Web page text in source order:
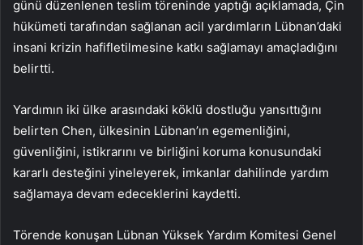
günü düzenlenen teslim töreninde yaptığı açıklamada, Çin
hükümeti tarafından sağlanan acil yardımların Lübnan’daki
insani krizin hafifletilmesine katkı sağlamayı amaçladığını
belirtti.
Yardımın iki ülke arasındaki köklü dostluğu yansıttığını
belirten Chen, ülkesinin Lübnan’ın egemenliğini,
güvenliğini, istikrarını ve birliğini koruma konusundaki
kararlı desteğini yineleyerek, imkanlar dahilinde yardım
sağlamaya devam edeceklerini kaydetti.
Törende konuşan Lübnan Yüksek Yardım Komitesi Genel